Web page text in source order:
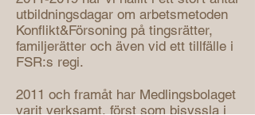
utbildningsdagar om arbetsmetoden
Konflikt&Försoning på tingsrätter,
familjerätter och även vid ett tillfälle i
FSR:s regi.
2011 och framåt har Medlingsbolaget
varit verksamt, först som bisyssla i